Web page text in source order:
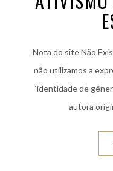
Nota do site Não
não utilizamos a
“identidade de
autora